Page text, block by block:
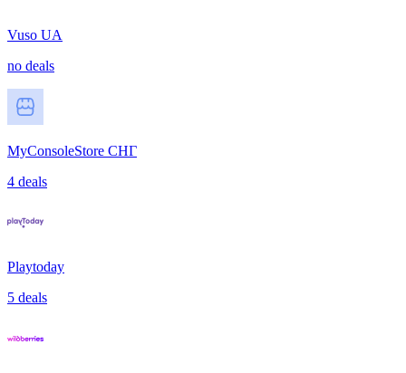
Vuso UA
no deals
MyConsoleStore СНГ
4 deals
Playtoday
5 deals